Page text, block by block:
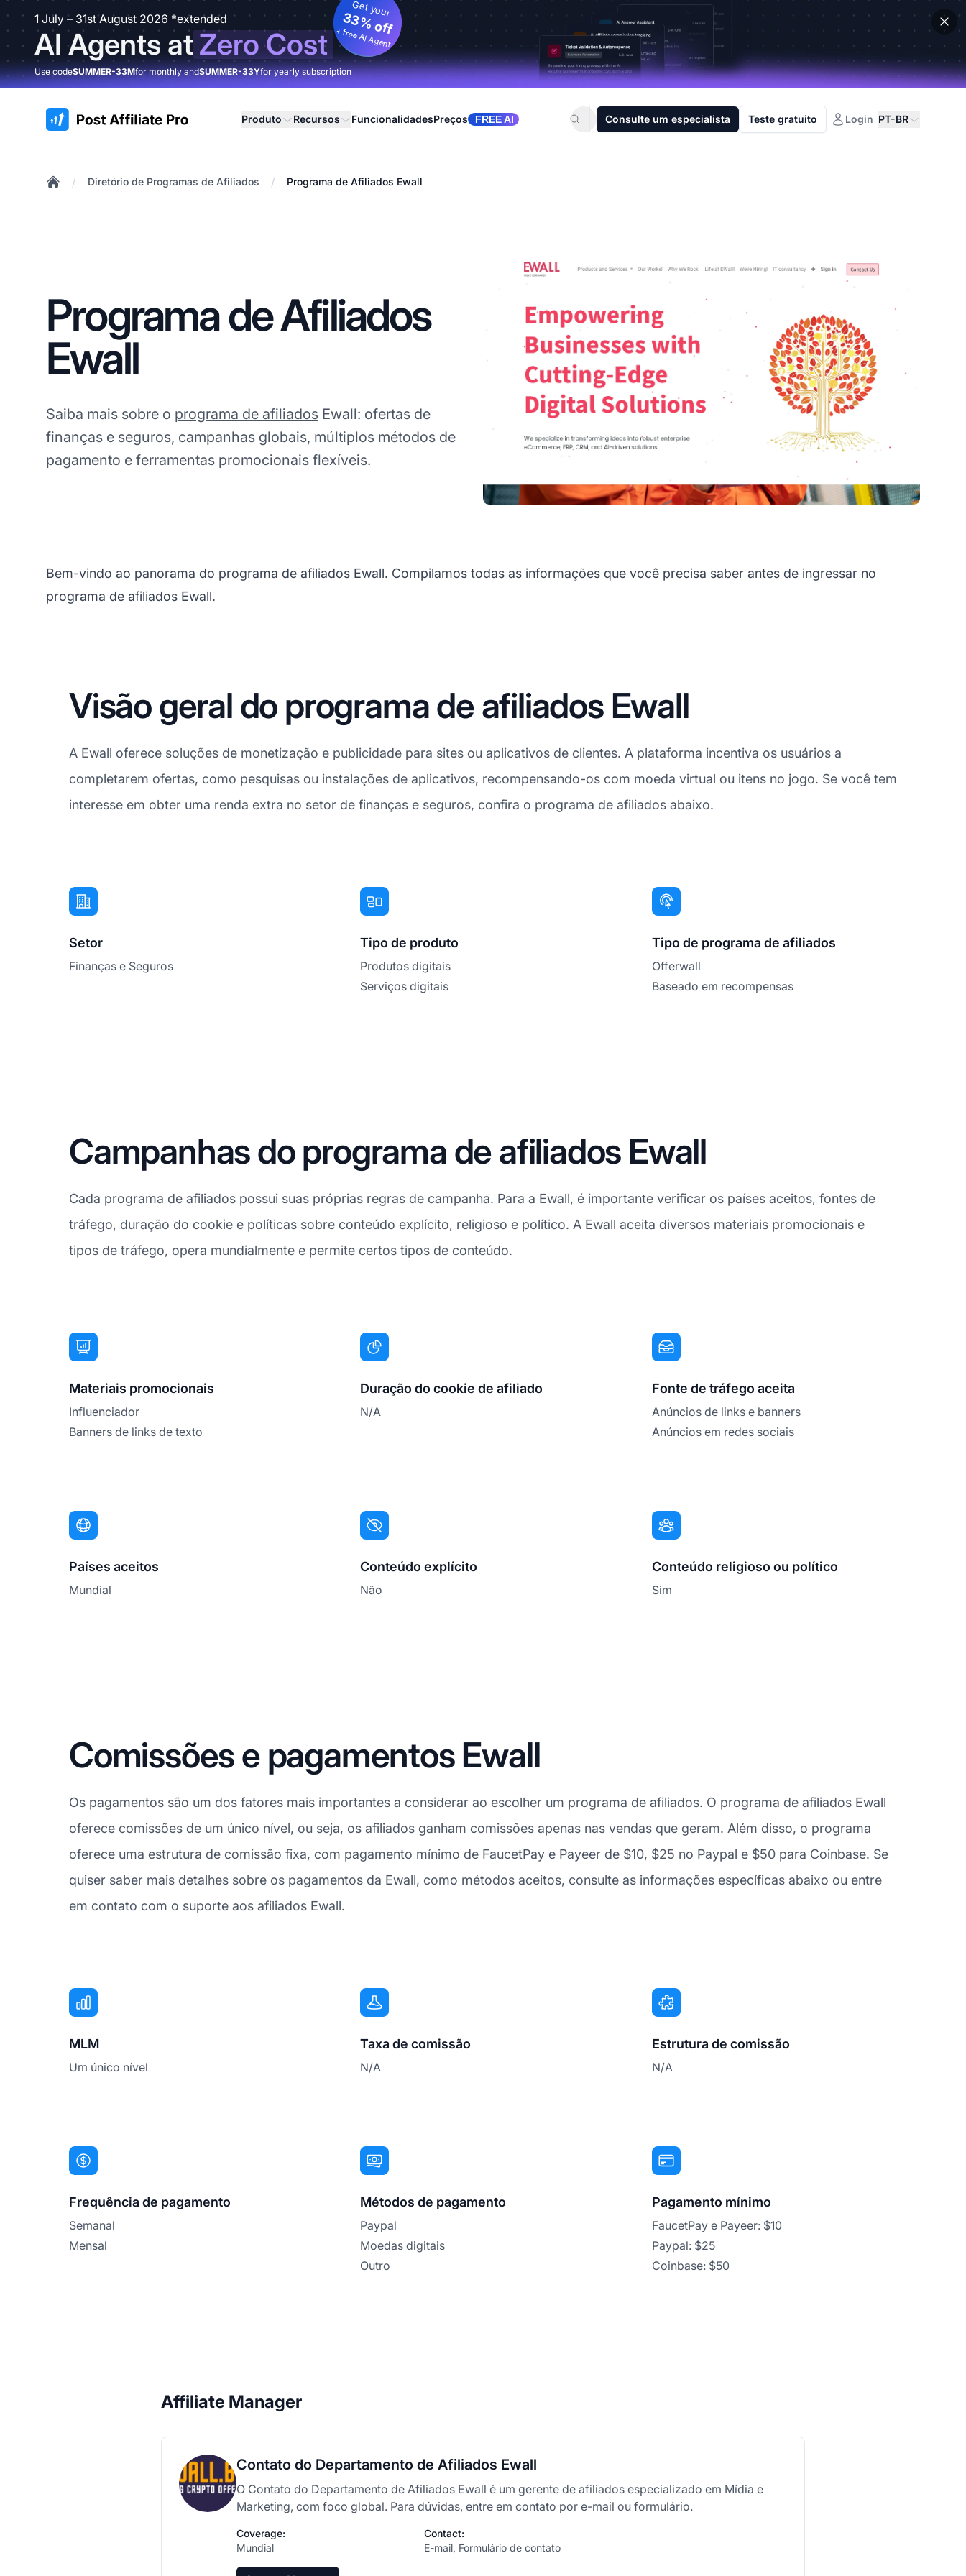
1 July – 31st August 2026 *extended
AI Agents atZero Cost
Get your
33% off
+ free AI Agent
Use codeSUMMER-33Mfor monthly andSUMMER-33Yfor yearly subscription
:site.title Produto Recursos FuncionalidadesPreços FREE AI Consulte um especialista Teste gratuito Login PT-BR
/ Diretório de Programas de Afiliados / Programa de Afiliados Ewall
Programa de Afiliados
Ewall
Saiba mais sobre o programa de afiliados Ewall: ofertas de
finanças e seguros, campanhas globais, múltiplos métodos de
pagamento e ferramentas promocionais flexíveis.
Bem-vindo ao panorama do programa de afiliados Ewall. Compilamos todas as informações que você precisa saber antes de ingressar no
programa de afiliados Ewall.
Visão geral do programa de afiliados Ewall
A Ewall oferece soluções de monetização e publicidade para sites ou aplicativos de clientes. A plataforma incentiva os usuários a
completarem ofertas, como pesquisas ou instalações de aplicativos, recompensando-os com moeda virtual ou itens no jogo. Se você tem
interesse em obter uma renda extra no setor de finanças e seguros, confira o programa de afiliados abaixo.
Setor
Finanças e Seguros
Tipo de produto
Produtos digitais
Serviços digitais
Tipo de programa de afiliados
Offerwall
Baseado em recompensas
Campanhas do programa de afiliados Ewall
Cada programa de afiliados possui suas próprias regras de campanha. Para a Ewall, é importante verificar os países aceitos, fontes de
tráfego, duração do cookie e políticas sobre conteúdo explícito, religioso e político. A Ewall aceita diversos materiais promocionais e
tipos de tráfego, opera mundialmente e permite certos tipos de conteúdo.
Materiais promocionais
Influenciador
Banners de links de texto
Duração do cookie de afiliado
N/A
Fonte de tráfego aceita
Anúncios de links e banners
Anúncios em redes sociais
Países aceitos
Mundial
Conteúdo explícito
Não
Conteúdo religioso ou político
Sim
Comissões e pagamentos Ewall
Os pagamentos são um dos fatores mais importantes a considerar ao escolher um programa de afiliados. O programa de afiliados Ewall
oferece comissões de um único nível, ou seja, os afiliados ganham comissões apenas nas vendas que geram. Além disso, o programa
oferece uma estrutura de comissão fixa, com pagamento mínimo de FaucetPay e Payeer de $10, $25 no Paypal e $50 para Coinbase. Se
quiser saber mais detalhes sobre os pagamentos da Ewall, como métodos aceitos, consulte as informações específicas abaixo ou entre
em contato com o suporte aos afiliados Ewall.
MLM
Um único nível
Taxa de comissão
N/A
Estrutura de comissão
N/A
Frequência de pagamento
Semanal
Mensal
Métodos de pagamento
Paypal
Moedas digitais
Outro
Pagamento mínimo
FaucetPay e Payeer: $10
Paypal: $25
Coinbase: $50
Affiliate Manager
Contato do Departamento de Afiliados Ewall
O Contato do Departamento de Afiliados Ewall é um gerente de afiliados especializado em Mídia e
Marketing, com foco global. Para dúvidas, entre em contato por e-mail ou formulário.
Coverage:
Mundial
Contact:
E-mail, Formulário de contato